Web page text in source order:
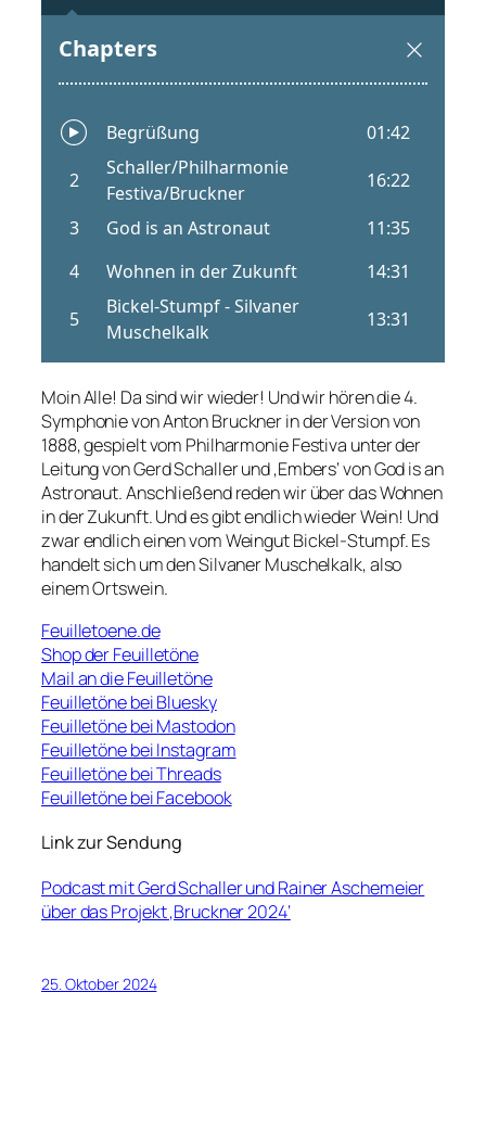
Moin Alle! Da sind wir wieder! Und wir hören die 4.
Symphonie von Anton Bruckner in der Version von
1888, gespielt vom Philharmonie Festiva unter der
Leitung von Gerd Schaller und ‚Embers‘ von God is an
Astronaut. Anschließend reden wir über das Wohnen
in der Zukunft. Und es gibt endlich wieder Wein! Und
zwar endlich einen vom Weingut Bickel-Stumpf. Es
handelt sich um den Silvaner Muschelkalk, also
einem Ortswein.
Feuilletoene.de
Shop der Feuilletöne
Mail an die Feuilletöne
Feuilletöne bei Bluesky
Feuilletöne bei Mastodon
Feuilletöne bei Instagram
Feuilletöne bei Threads
Feuilletöne bei Facebook
Link zur Sendung
Podcast mit Gerd Schaller und Rainer Aschemeier
über das Projekt ‚Bruckner 2024‘
25. Oktober 2024